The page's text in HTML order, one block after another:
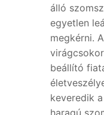
álló
egyetlen
megkérni.
beállító
keveredik